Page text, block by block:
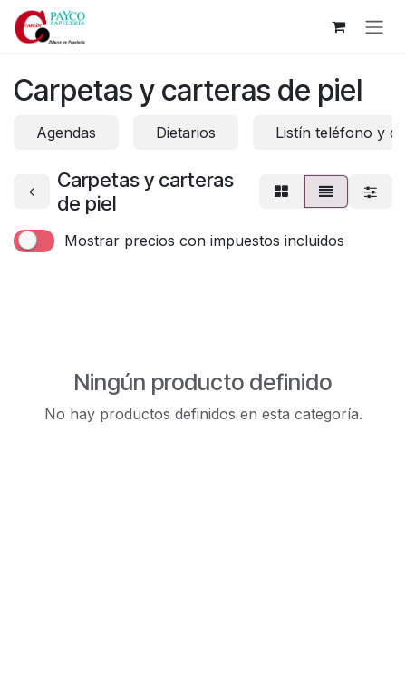
Ir al contenido
Carpetas y carteras de piel
Agendas Dietarios Listín teléfono y
Carpetas y carteras
de piel
Mostrar precios con impuestos incluidos
Ningún producto definido
No hay productos definidos en esta categoría.